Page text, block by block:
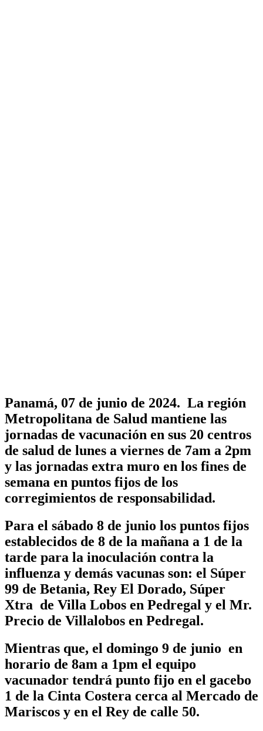
Panamá, 07 de junio de 2024. La región
Metropolitana de Salud mantiene las
jornadas de vacunación en sus 20 centros
de salud de lunes a viernes de 7am a 2pm
y las jornadas extra muro en los fines de
semana en puntos fijos de los
corregimientos de responsabilidad.
Para el sábado 8 de junio los puntos fijos
establecidos de 8 de la mañana a 1 de la
tarde para la inoculación contra la
influenza y demás vacunas son: el Súper
99 de Betania, Rey El Dorado, Súper
Xtra de Villa Lobos en Pedregal y el Mr.
Precio de Villalobos en Pedregal.
Mientras que, el domingo 9 de junio en
horario de 8am a 1pm el equipo
vacunador tendrá punto fijo en el gacebo
1 de la Cinta Costera cerca al Mercado de
Mariscos y en el Rey de calle 50.